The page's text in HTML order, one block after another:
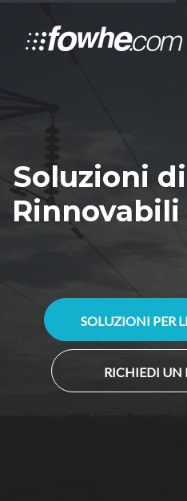
Soluzioni
Rinnovabili
SOLUZIONI PER
RICHIEDI UN